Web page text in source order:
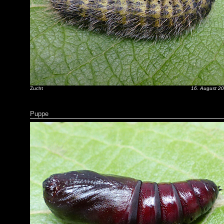
Zucht 16. August
Puppe